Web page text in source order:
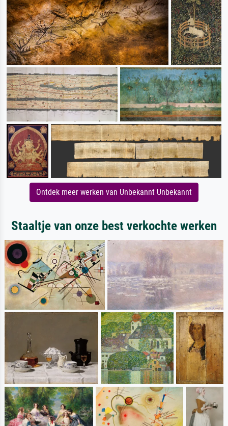
Ontdek meer werken van Unbekannt Unbekannt
Staaltje van onze best verkochte werken